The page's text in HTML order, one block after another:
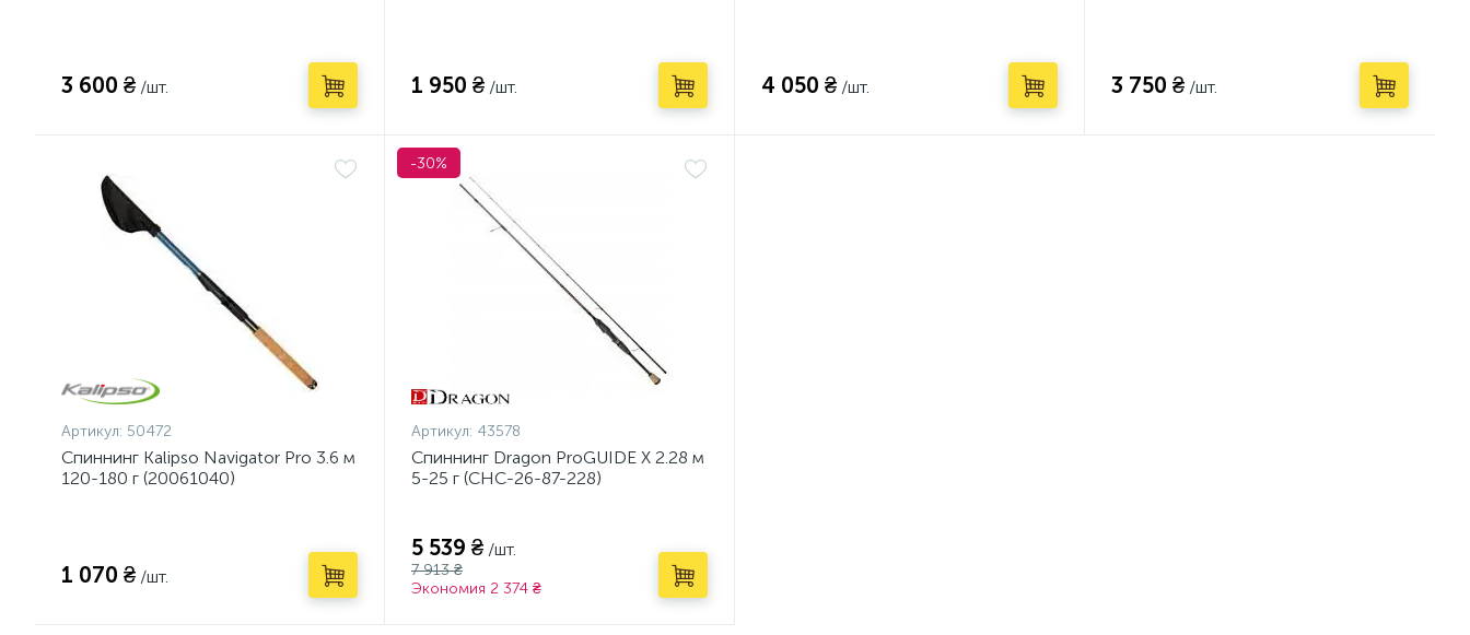
3 600 ₴ /шт. 1 950 ₴ /шт. 4 050 ₴ /шт. 3 750 ₴ /шт.
Артикул: 50472
Спиннинг Kalipso Navigator Pro 3.6 м
120-180 г (20061040)
1 070 ₴ /шт.
-30%
Артикул: 43578
Спиннинг Dragon ProGUIDE X 2.28 м
5-25 г (CHC-26-87-228)
5 539 ₴ /шт.
7 913 ₴
Экономия 2 374 ₴